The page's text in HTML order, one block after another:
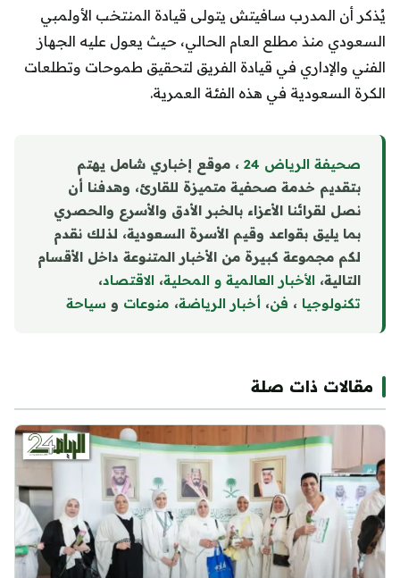
يُذكر أن المدرب سافيتش يتولى قيادة المنتخب الأولمبي
السعودي منذ مطلع العام الحالي، حيث يعول عليه الجهاز
الفني والإداري في قيادة الفريق لتحقيق طموحات وتطلعات
الكرة السعودية في هذه الفئة العمرية.
صحيفة الرياض 24
، موقع إخباري شامل يهتم
بتقديم خدمة صحفية متميزة للقارئ، وهدفنا أن
نصل لقرائنا الأعزاء بالخبر الأدق والأسرع والحصري
بما يليق بقواعد وقيم الأسرة السعودية، لذلك نقدم
لكم مجموعة كبيرة من الأخبار المتنوعة داخل الأقسام
التالية، الأخبار العالمية و المحلية، الاقتصاد،
تكنولوجيا ، فن، أخبار الرياضة، منوعات و سياحة
مقالات ذات صلة